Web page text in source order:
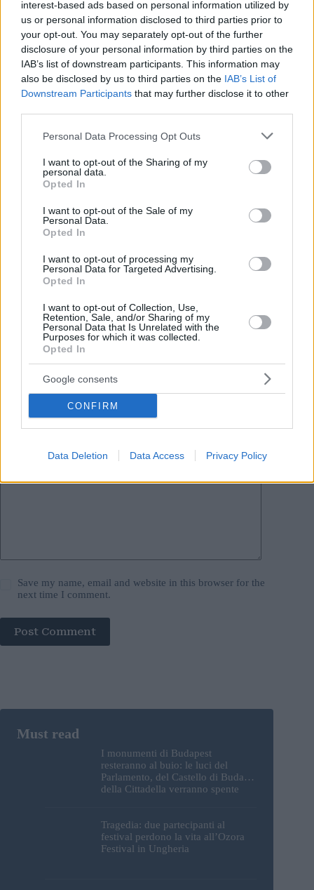
interest-based ads based on personal information utilized by
us or personal information disclosed to third parties prior to
your opt-out. You may separately opt-out of the further
disclosure of your personal information by third parties on the
IAB’s list of downstream participants. This information may
also be disclosed by us to third parties on the IAB’s List of
Downstream Participants that may further disclose it to other
Please note that this website/app uses one or more Google
not limited to your visit or usage behaviour. You may click to
grant or deny consent to Google and its third-party tags to
use your data for below specified purposes in below Google
consent section.
Personal Data Processing Opt Outs
I want to opt-out of the Sharing of my
personal data.
Opted In
I want to opt-out of the Sale of my
Personal Data.
Opted In
I want to opt-out of processing my
Personal Data for Targeted Advertising.
Opted In
I want to opt-out of Collection, Use,
Retention, Sale, and/or Sharing of my
Personal Data that Is Unrelated with the
Purposes for which it was collected.
Opted In
Google consents
CONFIRM
Data Deletion Data Access Privacy Policy
la costruzione della città studentesca La decisione di andare
fino in fondo con la legislazione “lex Fudan” nonostante le
proteste è stato anche altrettanto controverso.
Altri motivi includono persone che temono una potenziale
influenza cinese, così come i costi di costruzione, che sono
stati stimati essere vicini a 1,3b€. Ilnormativa sopra citata
afferma inoltre che la fondazione dell’università, ancora da
istituire, riceverà gratuitamente i beni immobili di proprietà
il campus e la sua ubicazione, tale referendum lo è
probabilmente accadrà solo dopo le prossime elezioni
budapest # certificato di immunità Covid in Ungheria
#investimenti
Leave a Reply
Your email address will not be published. Required fields are marked*
Name*
Website
Save my name, email and website in this browser for the
next time I comment.
Post Comment
I monumenti di Budapest
resteranno al buio: le luci del
Parlamento, del Castello di Buda e
della Cittadella verranno spente
Tragedia: due partecipanti al
festival perdono la vita all’Ozora
Festival in Ungheria